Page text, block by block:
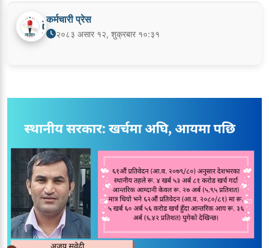
कर्मचारी प्रेस
२०८३ असार १२, शुक्रबार १०:३१